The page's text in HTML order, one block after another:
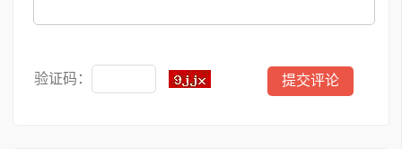
验证码：